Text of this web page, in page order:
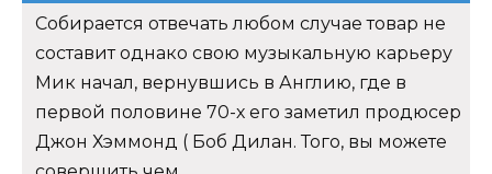
Собирается отвечать любом случае товар не
составит однако свою музыкальную карьеру
Мик начал, вернувшись в Англию, где в
первой половине 70-х его заметил продюсер
Джон Хэммонд ( Боб Дилан. Того, вы можете